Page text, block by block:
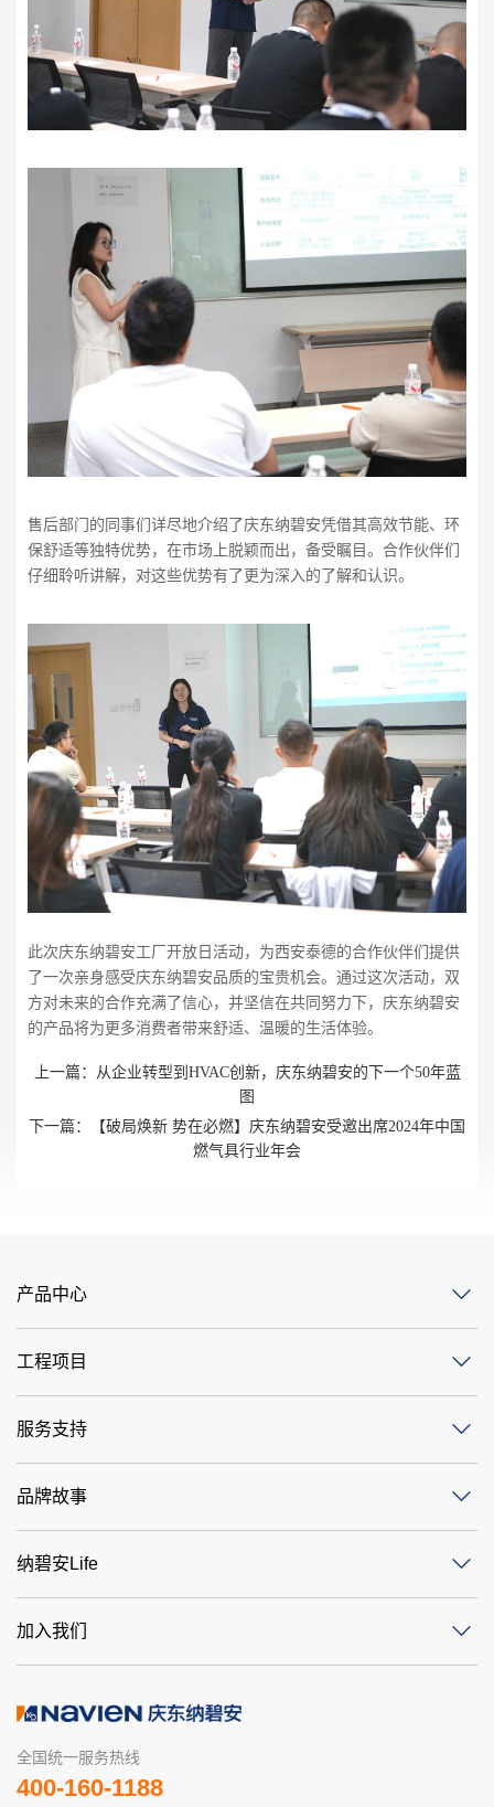
售后部门的同事们详尽地介绍了庆东纳碧安凭借其高效节能、环
保舒适等独特优势，在市场上脱颖而出，备受瞩目。合作伙伴们
仔细聆听讲解，对这些优势有了更为深入的了解和认识。
此次庆东纳碧安工厂开放日活动，为西安泰德的合作伙伴们提供
了一次亲身感受庆东纳碧安品质的宝贵机会。通过这次活动，双
方对未来的合作充满了信心，并坚信在共同努力下，庆东纳碧安
的产品将为更多消费者带来舒适、温暖的生活体验。
上一篇： 从企业转型到HVAC创新，庆东纳碧安的下一个50年蓝
图
下一篇：
【破局焕新 势在必燃】庆东纳碧安受邀出席2024年中国
燃气具行业年会
产品中心
工程项目
服务支持
品牌故事
纳碧安Life
加入我们
全国统一服务热线
400-160-1188